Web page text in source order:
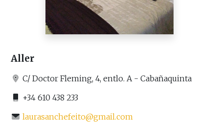
Aller
C/ Doctor Fleming, 4, entlo. A - Cabañaquinta
+34 610 438 233
laurasanchefeito@gmail.com